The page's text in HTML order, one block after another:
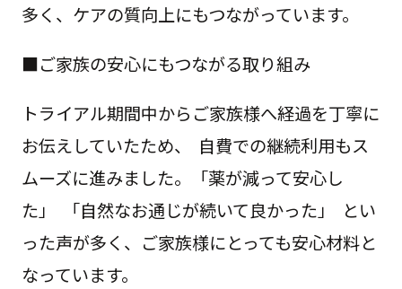
多く、ケアの質向上にもつながっています。
■ご家族の安心にもつながる取り組み
トライアル期間中からご家族様へ経過を丁寧に
お伝えしていたため、 自費での継続利用もス
ムーズに進みました。「薬が減って安心し
た」 「自然なお通じが続いて良かった」 とい
った声が多く、ご家族様にとっても安心材料と
なっています。